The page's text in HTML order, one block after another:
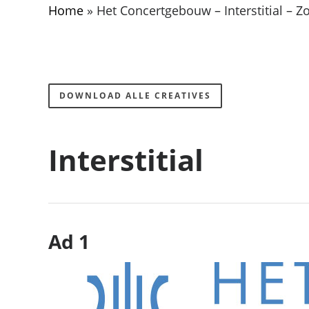
Home» Het Concertgebouw – Interstitial –
DOWNLOAD ALLE CREATIVES
Interstitial
Ad 1